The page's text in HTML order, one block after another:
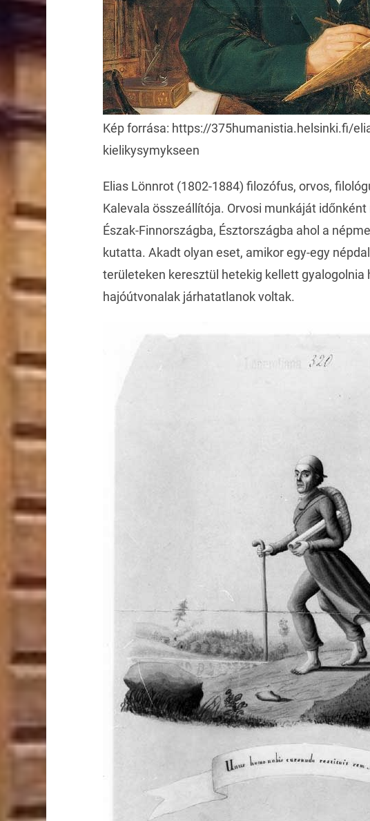
Kép forrása: https://375humanistia.helsinki.fi/
kielikysymykseen
Elias Lönnrot (1802-1884) filozófus, orvos,
Kalevala összeállítója. Orvosi munkáját
Észak-Finnországba, Észtországba ahol a
kutatta. Akadt olyan eset, amikor egy-egy
területeken keresztül hetekig kellett gyalogolnia
hajóútvonalak járhatatlanok voltak.